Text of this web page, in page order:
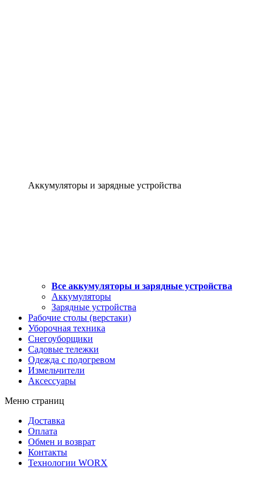
Аккумуляторы и зарядные устройства
Все аккумуляторы и зарядные устройства
Аккумуляторы
Зарядные устройства
Рабочие столы (верстаки)
Уборочная техника
Снегоуборщики
Садовые тележки
Одежда с подогревом
Измельчители
Аксессуары
Меню страниц
Доставка
Оплата
Обмен и возврат
Контакты
Технологии WORX